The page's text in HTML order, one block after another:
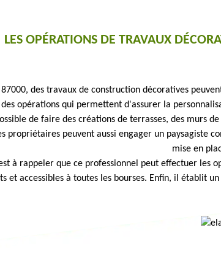
LES OPÉRATIONS DE TRAVAUX
des travaux de construction décoratives
des opérations qui permettent d'assurer la
de faire des créations de terrasses, des murs
propriétaires peuvent aussi engager un paysagiste
mise en
est à rappeler que ce professionnel peut effectuer les
et accessibles à toutes les bourses. Enfin, il établit